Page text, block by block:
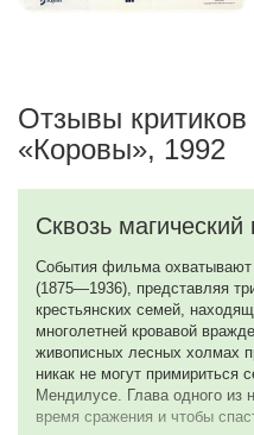
Отзывы
«Коровы», 1992
Сквозь магический
События фильма охватывают
(1875—1936), представляя
крестьянских семей,
многолетней кровавой
живописных лесных холмах
никак не могут примириться
Мендилусе. Глава одного из
время сражения и чтобы